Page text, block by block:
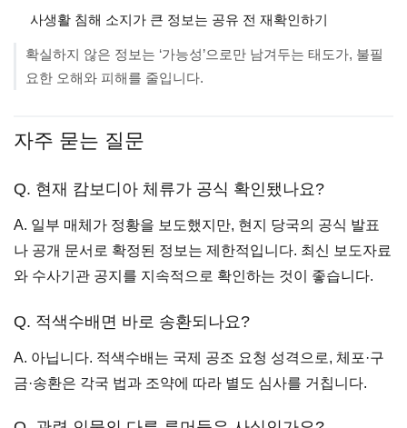
사생활 침해 소지가 큰 정보는 공유 전 재확인하기
확실하지 않은 정보는 ‘가능성’으로만 남겨두는 태도가, 불필
요한 오해와 피해를 줄입니다.
자주 묻는 질문
Q. 현재 캄보디아 체류가 공식 확인됐나요?
A. 일부 매체가 정황을 보도했지만, 현지 당국의 공식 발표
나 공개 문서로 확정된 정보는 제한적입니다. 최신 보도자료
와 수사기관 공지를 지속적으로 확인하는 것이 좋습니다.
Q. 적색수배면 바로 송환되나요?
A. 아닙니다. 적색수배는 국제 공조 요청 성격으로, 체포·구
금·송환은 각국 법과 조약에 따라 별도 심사를 거칩니다.